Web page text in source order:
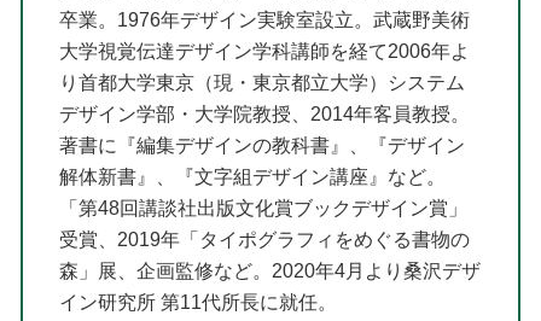
卒業。1976年デザイン実験室設立。武蔵野美術
大学視覚伝達デザイン学科講師を経て2006年よ
り首都大学東京（現・東京都立大学）システム
デザイン学部・大学院教授、2014年客員教授。
著書に『編集デザインの教科書』、『デザイン
解体新書』、『文字組デザイン講座』など。
「第48回講談社出版文化賞ブックデザイン賞」
受賞、2019年「タイポグラフィをめぐる書物の
森」展、企画監修など。2020年4月より桑沢デザ
イン研究所 第11代所長に就任。